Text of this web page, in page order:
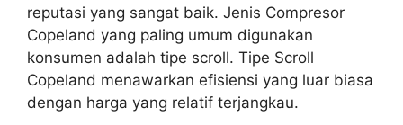
reputasi yang sangat baik. Jenis Compresor
Copeland yang paling umum digunakan
konsumen adalah tipe scroll. Tipe Scroll
Copeland menawarkan efisiensi yang luar biasa
dengan harga yang relatif terjangkau.